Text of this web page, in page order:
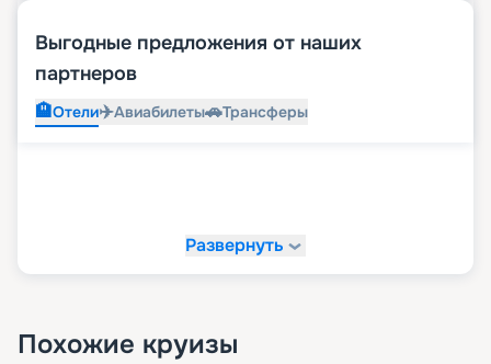
Выгодные предложения от наших
партнеров
🏨Отели✈️Авиабилеты🚗Трансферы
Развернуть
Похожие круизы